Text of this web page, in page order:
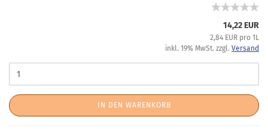
14,22 EUR
2,84 EUR pro 1L
inkl. 19% MwSt. zzgl. Versand
IN DEN WARENKORB